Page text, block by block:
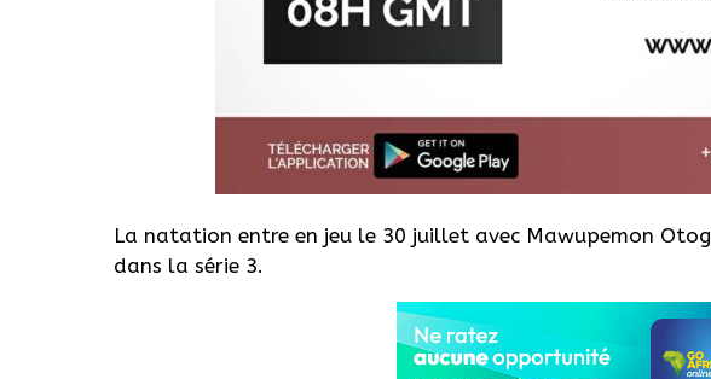
La natation entre en jeu le 30 juillet avec Mawupemon
dans la série 3.